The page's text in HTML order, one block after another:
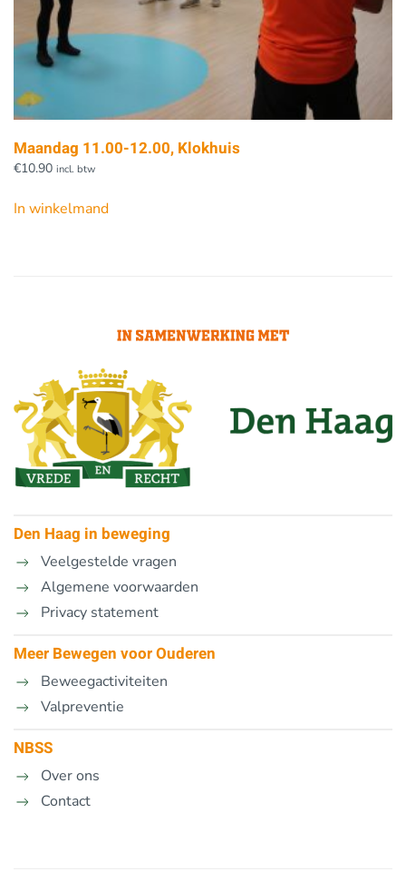
Maandag 11.00-12.00, Klokhuis
€10.90 incl. btw
In winkelmand
Den Haag in beweging
Veelgestelde vragen
Algemene voorwaarden
Privacy statement
Meer Bewegen voor Ouderen
Beweegactiviteiten
Valpreventie
NBSS
Over ons
Contact